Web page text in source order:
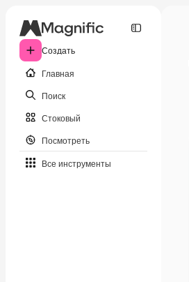
Создать
Главная
Поиск
Стоковый
Посмотреть
Все инструменты